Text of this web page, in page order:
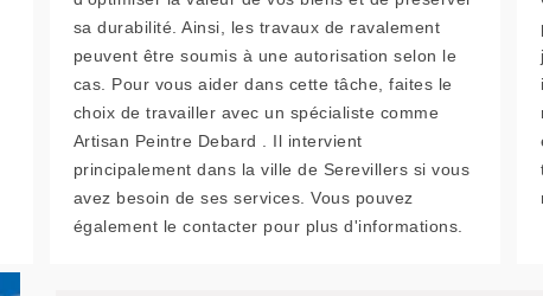
sa durabilité. Ainsi, les travaux de ravalement
peuvent être soumis à une autorisation selon le
cas. Pour vous aider dans cette tâche, faites le
choix de travailler avec un spécialiste comme
Artisan Peintre Debard . Il intervient
principalement dans la ville de Serevillers si vous
avez besoin de ses services. Vous pouvez
également le contacter pour plus d'informations.